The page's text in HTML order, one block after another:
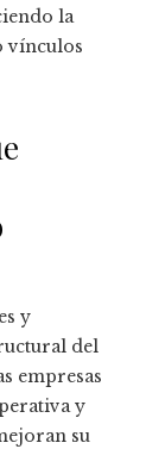
la
vínculos
y
del
empresas
y
su